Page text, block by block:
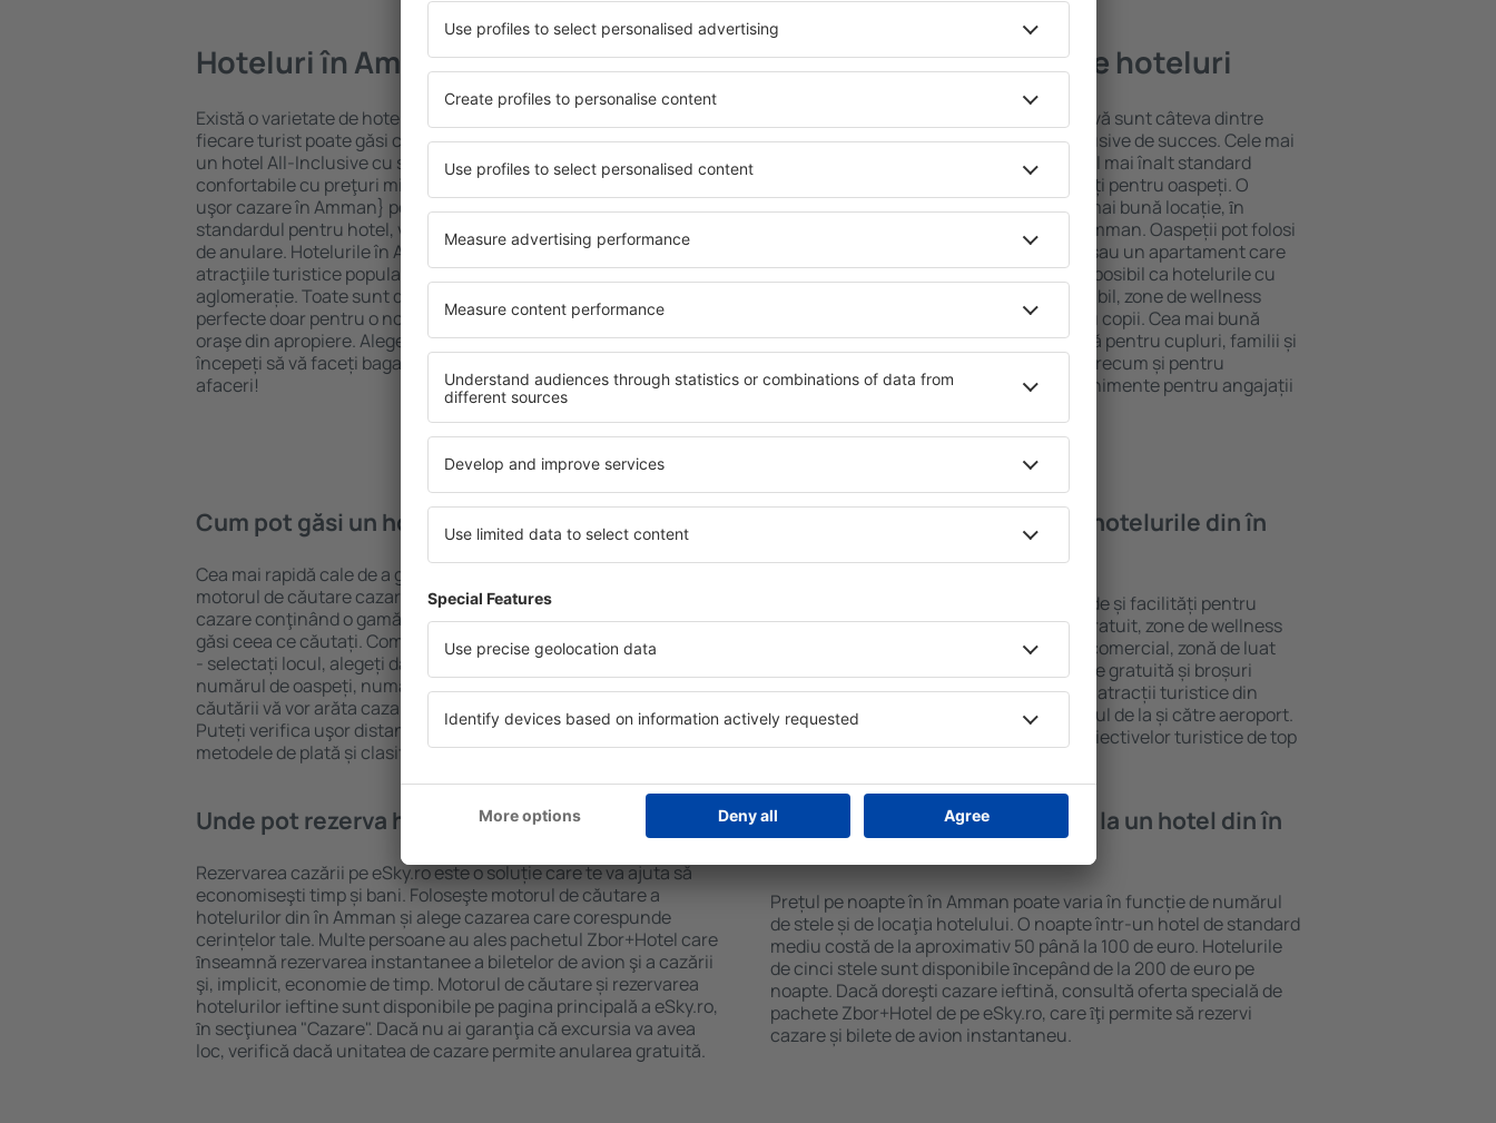
Hoteluri în Amman
Există o varietate de hoteluri disponibile în Amman, astfel încât
fiecare turist poate găsi cazare potrivită nevoilor sale. Preferați
un hotel All-Inclusive cu standarde ȋnalte sau preferați hoteluri
confortabile cu preţuri mici? Cu ajutorul nostru puteți rezerva
uşor cazare în Amman} pentru orice buget! Selectați destinația şi
standardul pentru hotel, verificați metodele de plată și opțiunile
de anulare. Hotelurile în Amman sunt situate atât aproape de
atracţiile turistice populare, cât și puțin mai departe de
aglomerație. Toate sunt disponibile pentru o vacanță lungă sau
perfecte doar pentru o noapte atunci când doriţi să vizitaţi şi alte
oraşe din apropiere. Alegeți hotelul care vi se potriveşte și
începeți să vă faceți bagajele pentru o vacanţă sau călătorie de
afaceri!
Amman – cele mai bune hoteluri
O varietate de servicii și o locație atractivă sunt câteva dintre
elementele cheie ale unui hotel All-Inclusive de succes. Cele mai
bune hoteluri din Amman garantează cel mai înalt standard
pentru servicii și o gamă largă de facilități pentru oaspeți. O
cazare cu standarde ridicate oferă cea mai bună locație, ȋn
apropiere de principalele distracţii din Amman. Oaspeții pot folosi
parcarea gratuită și pot alege o cameră sau un apartament care
să corespundă perfect nevoilor lor. Este posibil ca hotelurile cu
standarde ȋnalte să ofere un meniu variabil, zone de wellness
precum spa și fitness, și activități pentru copii. Cea mai bună
cazare în Amman este o alegere perfectă pentru cupluri, familii și
persoane aflate în călătorie de afaceri, precum și pentru
companii care doresc să organizeze evenimente pentru angajații
Cum pot găsi un hotel în Amman?
Cea mai rapidă cale de a găsi un hotel în Amman este folosind
motorul de căutare cazare eSky. Baza mare de date cu locuri de
cazare conţinând o gamă largă de opţiuni este o garanție că veți
găsi ceea ce căutați. Completați câmpurile motorului de căutare
- selectați locul, alegeți data de check-in și check-out, adăugați
numărul de oaspeți, numărul de camere şi gata! Rezultatele
căutării vă vor arăta cazarea disponibilă ȋn perioada selectată.
Puteți verifica uşor distanța de la hotel ȋn centrul orașului,
metodele de plată și clasificarea hotelului.
Ce fel de facilităţi voi găsi ȋn hotelurile din în
Hotelurile în Amman au diferite standarde și facilități pentru
oaspeți. Cele mai frecvente sunt Wi-Fi gratuit, zone de wellness
cu SPA, mini bar/seif în cameră, centru comercial, zonă de luat
masa, zonă de joacă pentru copii, parcare gratuită și broșuri
informative despre cele mai interesante atracții turistice din
zonă. Unele proprietăți includ și transferul de la și către aeroport.
Uneori, acestea încurajează vizitarea obiectivelor turistice de top
Unde pot rezerva hoteluri ȋn în Amman?
Rezervarea cazării pe eSky.ro este o soluție care te va ajuta să
economiseşti timp și bani. Foloseşte motorul de căutare a
hotelurilor din în Amman și alege cazarea care corespunde
cerințelor tale. Multe persoane au ales pachetul Zbor+Hotel care
ȋnseamnă rezervarea instantanee a biletelor de avion şi a cazării
şi, implicit, economie de timp. Motorul de căutare și rezervarea
hotelurilor ieftine sunt disponibile pe pagina principală a eSky.ro,
ȋn secţiunea "Cazare". Dacă nu ai garanţia că excursia va avea
loc, verifică dacă unitatea de cazare permite anularea gratuită.
Cât costă o noapte de cazare la un hotel din în
Prețul pe noapte în în Amman poate varia în funcție de numărul
de stele și de locaţia hotelului. O noapte într-un hotel de standard
mediu costă de la aproximativ 50 până la 100 de euro. Hotelurile
de cinci stele sunt disponibile ȋncepând de la 200 de euro pe
noapte. Dacă doreşti cazare ieftină, consultă oferta specială de
pachete Zbor+Hotel de pe eSky.ro, care ȋţi permite să rezervi
cazare și bilete de avion instantaneu.